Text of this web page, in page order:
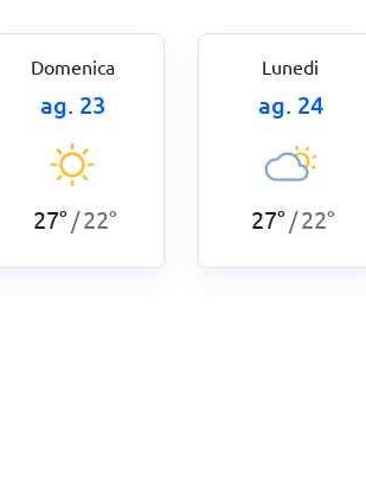
Domenica
ag. 23
27° /22°
Lunedi
ag. 24
27° /22°